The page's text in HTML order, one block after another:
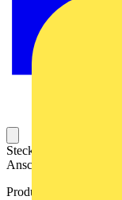
Steckbarer
Anschlusstechnologie
Produktkennzeichen